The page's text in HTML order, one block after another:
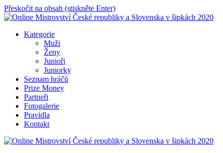
Přeskočit na obsah (stiskněte Enter)
Online Mistrovství České republiky a Slovenska v šipkách 2020
Kategorie
Muži
Ženy
Junioři
Juniorky
Seznam hráčů
Prize Money
Partneři
Fotogalerie
Pravidla
Kontakt